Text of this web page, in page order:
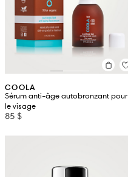
COOLA
Sérum anti-âge autobronzant pour
le visage
85 $